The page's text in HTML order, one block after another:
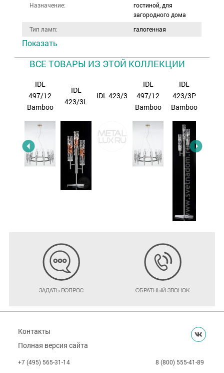
Назначение:
гостиной, для
загородного дома
Тип ламп:
галогенная
Показать
ВСЕ ТОВАРЫ ИЗ ЭТОЙ КОЛЛЕКЦИИ
IDL
497/12
Bamboo
IDL
423/3L
IDL 423/3
IDL
497/12
Bamboo
IDL
423/3P
Bamboo
ЗАДАТЬ ВОПРОС ОБРАТНЫЙ ЗВОНОК
Контакты
Полная версия сайта
+7 (495) 565-31-14 8 (800) 555-41-89